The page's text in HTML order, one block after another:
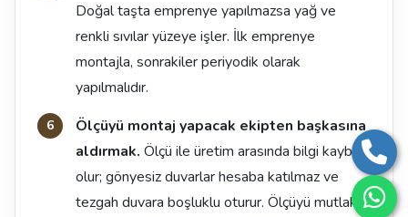
Doğal taşta emprenye yapılmazsa yağ ve
renkli sıvılar yüzeye işler. İlk emprenye
montajla, sonrakiler periyodik olarak
yapılmalıdır.
Ölçüyü montaj yapacak ekipten başkasına
aldırmak. Ölçü ile üretim arasında bilgi kaybı
olur; gönyesiz duvarlar hesaba katılmaz ve
tezgah duvara boşluklu oturur. Ölçüyü mutlaka